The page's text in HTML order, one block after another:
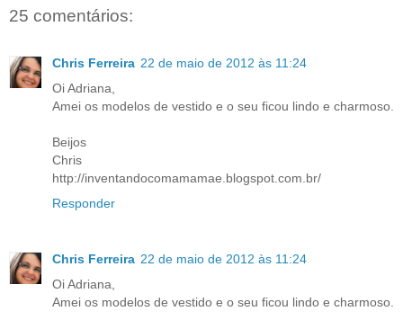
25 comentários:
Chris Ferreira 22 de maio de 2012 às 11:24
Oi Adriana,
Amei os modelos de vestido e o seu ficou lindo e charmoso.
Beijos
Chris
http://inventandocomamamae.blogspot.com.br/
Responder
Chris Ferreira 22 de maio de 2012 às 11:24
Oi Adriana,
Amei os modelos de vestido e o seu ficou lindo e charmoso.